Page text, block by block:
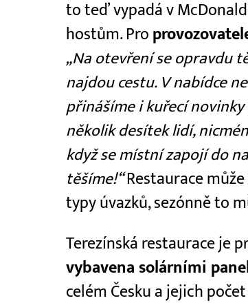
to teď vypadá v
hostům. Pro
„Na otevření se opravdu
najdou cestu. V nabídce
přinášíme i kuřecí
několik desítek lidí,
když se místní zapojí do
těšíme!“Restaurace
typy úvazků, sezónně to
Terezínská restaurace je
vybavena solárními
celém Česku a jejich